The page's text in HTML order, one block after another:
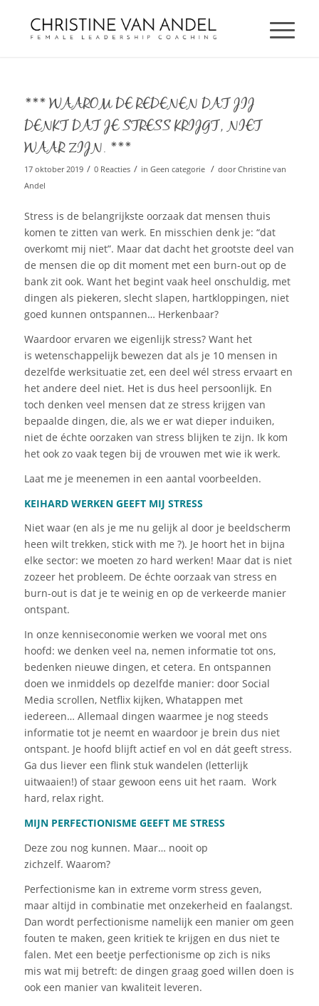
*** WAAROM DE REDENEN DAT JIJ
DENKT DAT JE STRESS KRIJGT, NIET
WAAR ZIJN. ***
17 oktober 2019 / 0 Reacties / in Geen categorie / doorChristine van
Andel
Stress is de belangrijkste oorzaak dat mensen thuis
komen te zitten van werk. En misschien denk je: “dat
overkomt mij niet”. Maar dat dacht het grootste deel van
de mensen die op dit moment met een burn-out op de
bank zit ook. Want het begint vaak heel onschuldig, met
dingen als piekeren, slecht slapen, hartkloppingen, niet
goed kunnen ontspannen… Herkenbaar?
Waardoor ervaren we eigenlijk stress? Want het
is wetenschappelijk bewezen dat als je 10 mensen in
dezelfde werksituatie zet, een deel wél stress ervaart en
het andere deel niet. Het is dus heel persoonlijk. En
toch denken veel mensen dat ze stress krijgen van
bepaalde dingen, die, als we er wat dieper induiken,
niet de échte oorzaken van stress blijken te zijn. Ik kom
het ook zo vaak tegen bij de vrouwen met wie ik werk.
Laat me je meenemen in een aantal voorbeelden.
KEIHARD WERKEN GEEFT MIJ STRESS
Niet waar (en als je me nu gelijk al door je beeldscherm
heen wilt trekken, stick with me ?). Je hoort het in bijna
elke sector: we moeten zo hard werken! Maar dat is niet
zozeer het probleem. De échte oorzaak van stress en
burn-out is dat je te weinig en op de verkeerde manier
ontspant.
In onze kenniseconomie werken we vooral met ons
hoofd: we denken veel na, nemen informatie tot ons,
bedenken nieuwe dingen, et cetera. En ontspannen
doen we inmiddels op dezelfde manier: door Social
Media scrollen, Netflix kijken, Whatappen met
iedereen… Allemaal dingen waarmee je nog steeds
informatie tot je neemt en waardoor je brein dus niet
ontspant. Je hoofd blijft actief en vol en dát geeft stress.
Ga dus liever een flink stuk wandelen (letterlijk
uitwaaien!) of staar gewoon eens uit het raam. Work
hard, relax right.
MIJN PERFECTIONISME GEEFT ME STRESS
Deze zou nog kunnen. Maar… nooit op
zichzelf. Waarom?
Perfectionisme kan in extreme vorm stress geven,
maar altijd in combinatie met onzekerheid en faalangst.
Dan wordt perfectionisme namelijk een manier om geen
fouten te maken, geen kritiek te krijgen en dus niet te
falen. Met een beetje perfectionisme op zich is niks
mis wat mij betreft: de dingen graag goed willen doen is
ook een manier van kwaliteit leveren.